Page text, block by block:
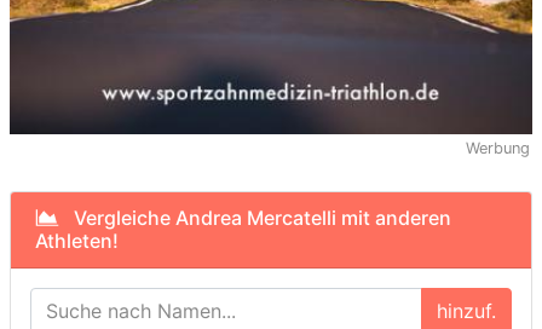
Werbung
Vergleiche Andrea Mercatelli mit anderen
Athleten!
hinzuf.